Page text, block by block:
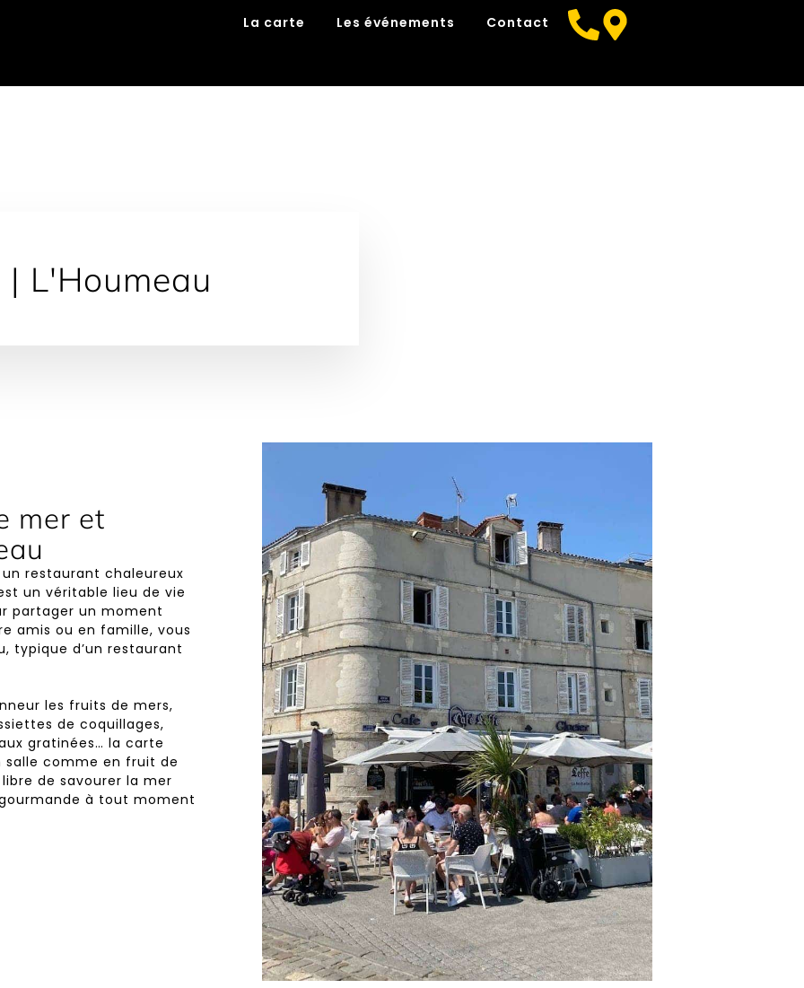
La carte Les événements Contact
L'Houmeau
mer et
restaurant chaleureux
un véritable lieu de vie
partager un moment
amis ou en famille, vous
typique d’un restaurant
les fruits de mers,
de coquillages,
gratinées… la carte
salle comme en fruit de
de savourer la mer
à tout moment